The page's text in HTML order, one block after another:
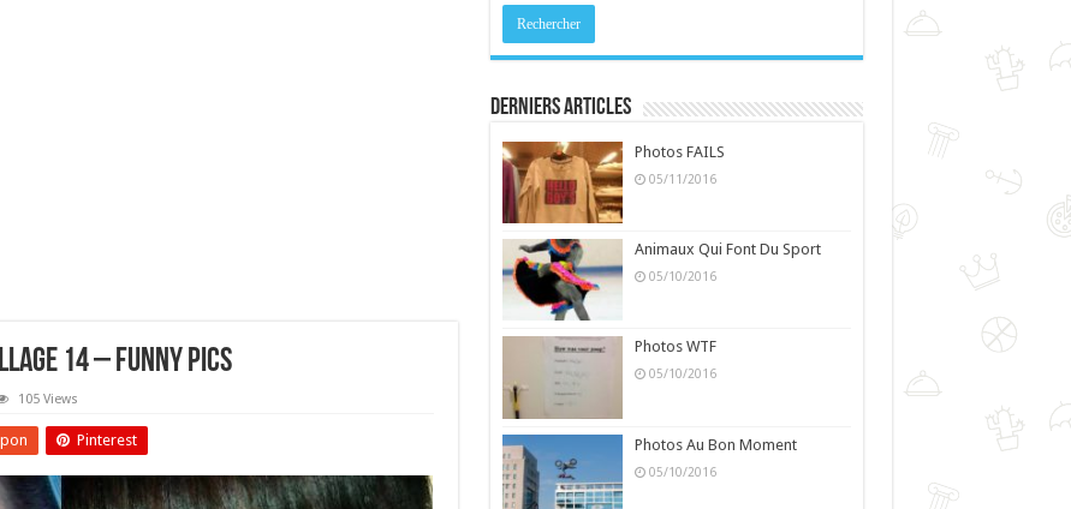
14 – Funny Pics
105 Views
Pinterest
Derniers Articles
Photos FAILS
05/11/2016
Animaux Qui Font Du Sport
05/10/2016
Photos WTF
05/10/2016
Photos Au Bon Moment
05/10/2016